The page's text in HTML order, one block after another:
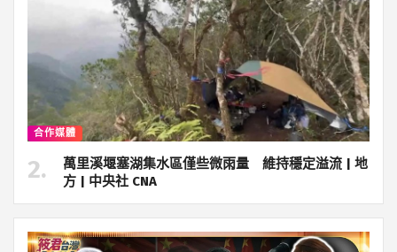
合作媒體
萬里溪堰塞湖集水區僅些微雨量 維持穩定溢流 | 地
方 | 中央社 CNA